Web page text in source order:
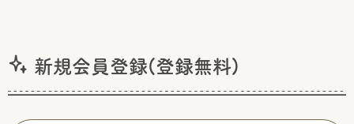
新規会員登録(登録無料)